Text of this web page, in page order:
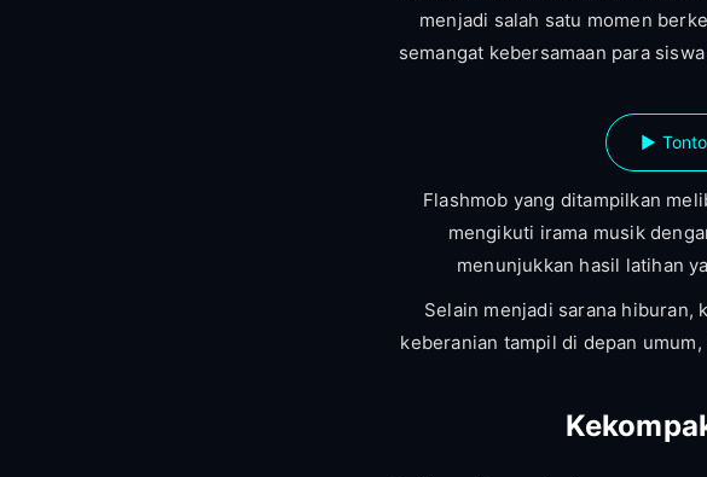
menjadi salah satu momen
semangat kebersamaan para
▶
Flashmob yang ditampilkan
mengikuti irama musik
menunjukkan hasil latihan
Selain menjadi sarana hiburan,
keberanian tampil di depan